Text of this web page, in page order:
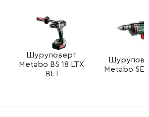
Шуруповерт
Metabo BS 18 LTX
BL I
Metabo SE